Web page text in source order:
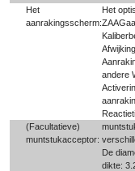
Het
aanrakingsscherm:
Het
Afwijking
andere
(Facultatieve)
muntstukacceptor:
De
dikte: